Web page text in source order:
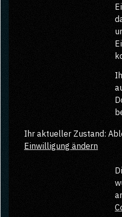
Ihr aktueller Zustand:
Einwilligung ändern